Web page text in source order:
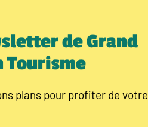
de Grand
Tourisme
plans pour profiter de votre